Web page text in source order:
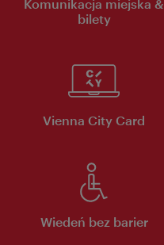
Komunikacja miejska &
bilety
Vienna City Card
Wiedeń bez barier